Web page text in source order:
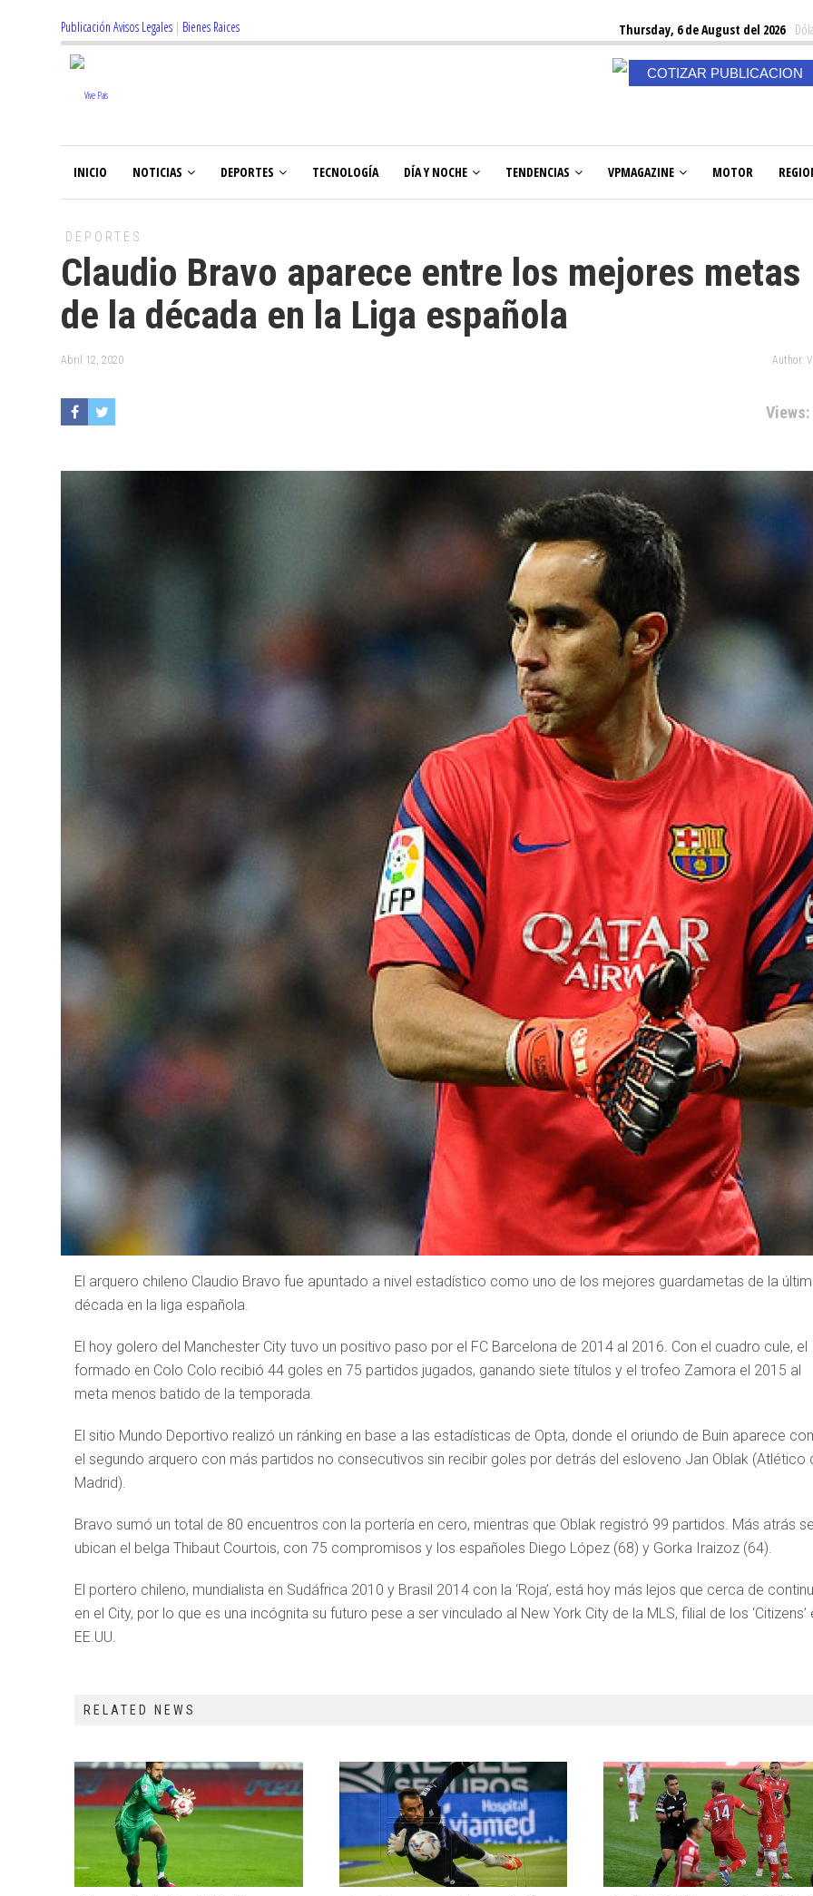
Publicación Avisos Legales | Bienes Raices Thursday, 6 de August del 2026
COTIZAR PUBLICACION
INICIO NOTICIAS DEPORTES TECNOLOGÍA DÍA Y NOCHE TENDENCIAS VPMAGAZINE MOTOR
DEPORTES
Claudio Bravo aparece entre los mejores metas
de la década en la Liga española
Abril 12, 2020 Author:
Views:
El arquero chileno Claudio Bravo fue apuntado a nivel estadístico como uno de los mejores guardametas de la
década en la liga española.
El hoy golero del Manchester City tuvo un positivo paso por el FC Barcelona de 2014 al 2016. Con el cuadro cule, el
formado en Colo Colo recibió 44 goles en 75 partidos jugados, ganando siete títulos y el trofeo Zamora el 2015 al
meta menos batido de la temporada.
El sitio Mundo Deportivo realizó un ránking en base a las estadísticas de Opta, donde el oriundo de Buin aparece
el segundo arquero con más partidos no consecutivos sin recibir goles por detrás del esloveno Jan Oblak (Atlético
Madrid).
Bravo sumó un total de 80 encuentros con la portería en cero, mientras que Oblak registró 99 partidos. Más atrás se
ubican el belga Thibaut Courtois, con 75 compromisos y los españoles Diego López (68) y Gorka Iraizoz (64).
El portero chileno, mundialista en Sudáfrica 2010 y Brasil 2014 con la ‘Roja’, está hoy más lejos que cerca de
en el City, por lo que es una incógnita su futuro pese a ser vinculado al New York City de la MLS, filial de los ‘Citizens’
EE.UU.
RELATED NEWS